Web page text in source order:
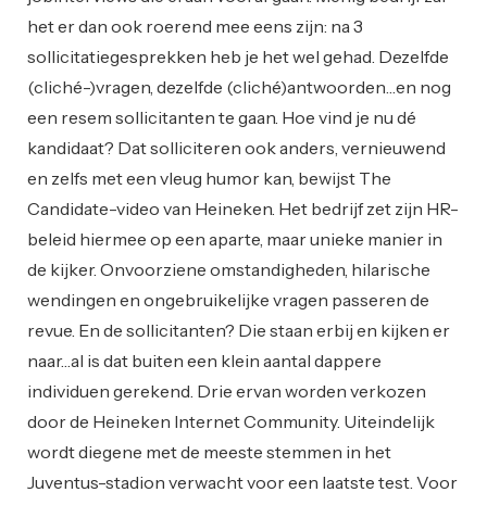
het er dan ook roerend mee eens zijn: na 3
sollicitatiegesprekken heb je het wel gehad. Dezelfde
(cliché-)vragen, dezelfde (cliché)antwoorden…en nog
een resem sollicitanten te gaan. Hoe vind je nu dé
kandidaat? Dat solliciteren ook anders, vernieuwend
en zelfs met een vleug humor kan, bewijst The
Candidate-video van Heineken. Het bedrijf zet zijn HR-
beleid hiermee op een aparte, maar unieke manier in
de kijker. Onvoorziene omstandigheden, hilarische
wendingen en ongebruikelijke vragen passeren de
revue. En de sollicitanten? Die staan erbij en kijken er
naar…al is dat buiten een klein aantal dappere
individuen gerekend. Drie ervan worden verkozen
door de Heineken Internet Community. Uiteindelijk
wordt diegene met de meeste stemmen in het
Juventus-stadion verwacht voor een laatste test. Voor